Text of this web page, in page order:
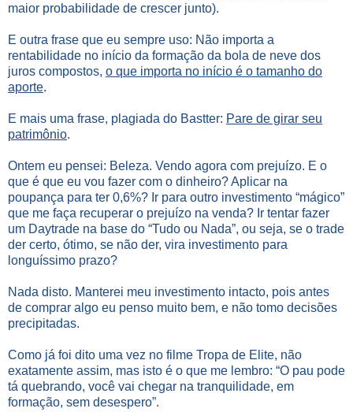
maior probabilidade de crescer junto).
E outra frase que eu sempre uso: Não importa a
rentabilidade no início da formação da bola de neve dos
juros compostos, o que importa no início é o tamanho do
aporte.
E mais uma frase, plagiada do Bastter: Pare de girar seu
patrimônio.
Ontem eu pensei: Beleza. Vendo agora com prejuízo. E o
que é que eu vou fazer com o dinheiro? Aplicar na
poupança para ter 0,6%? Ir para outro investimento “mágico”
que me faça recuperar o prejuízo na venda? Ir tentar fazer
um Daytrade na base do “Tudo ou Nada”, ou seja, se o trade
der certo, ótimo, se não der, vira investimento para
longuíssimo prazo?
Nada disto. Manterei meu investimento intacto, pois antes
de comprar algo eu penso muito bem, e não tomo decisões
precipitadas.
Como já foi dito uma vez no filme Tropa de Elite, não
exatamente assim, mas isto é o que me lembro: “O pau pode
tá quebrando, você vai chegar na tranquilidade, em
formação, sem desespero”.